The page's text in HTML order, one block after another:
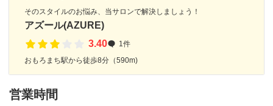
そのスタイルのお悩み、当サロンで解決しましょう！
アズール(AZURE)
3.40
1件
おもろまち駅から徒歩8分（590m)
営業時間